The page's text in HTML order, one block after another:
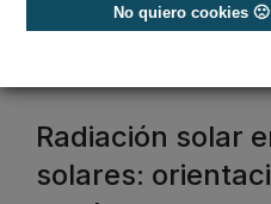
No quiero cookies
Artículos técnicos de
Radiación solar
solares: